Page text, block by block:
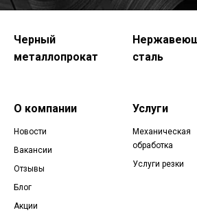
Черный
металлопрокат
сталь
О компании
Новости
Вакансии
Отзывы
Блог
Акции
Услуги
Механическая
обработка
Услуги резки